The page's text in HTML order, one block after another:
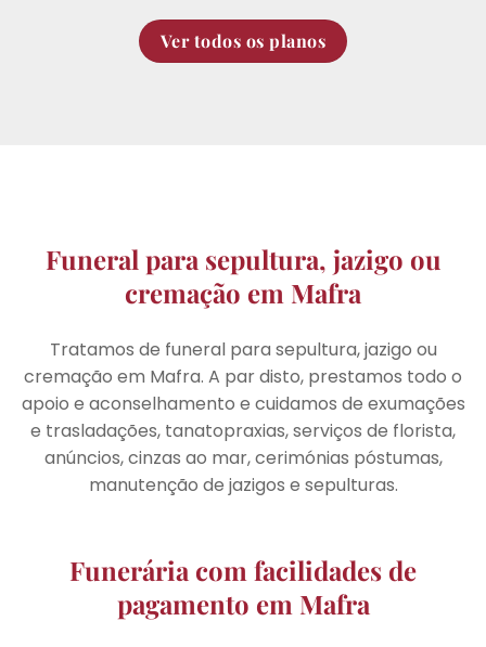
Ver todos os planos
Funeral para sepultura, jazigo ou
cremação em Mafra
Tratamos de funeral para sepultura, jazigo ou
cremação em Mafra. A par disto, prestamos todo o
apoio e aconselhamento e cuidamos de exumações
e trasladações, tanatopraxias, serviços de florista,
anúncios, cinzas ao mar, cerimónias póstumas,
manutenção de jazigos e sepulturas.
Funerária com facilidades de
pagamento em Mafra